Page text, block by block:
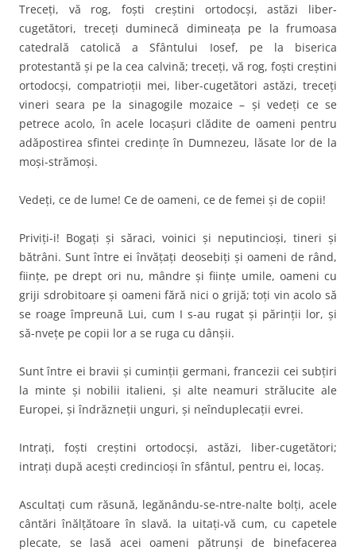
Treceţi, vă rog, foşti creştini ortodocşi, astăzi liber-
cugetători, treceţi duminecă dimineaţa pe la frumoasa
catedrală catolică a Sfântului Iosef, pe la biserica
protestantă şi pe la cea calvină; treceţi, vă rog, foşti creştini
ortodocşi, compatrioţii mei, liber-cugetători astăzi, treceţi
vineri seara pe la sinagogile mozaice – şi vedeţi ce se
petrece acolo, în acele locaşuri clădite de oameni pentru
adăpostirea sfintei credinţe în Dumnezeu, lăsate lor de la
moşi-strămoşi.
Vedeţi, ce de lume! Ce de oameni, ce de femei şi de copii!
Priviţi-i! Bogaţi şi săraci, voinici şi neputincioşi, tineri şi
bătrâni. Sunt între ei învăţaţi deosebiţi şi oameni de rând,
fiinţe, pe drept ori nu, mândre şi fiinţe umile, oameni cu
griji sdrobitoare şi oameni fără nici o grijă; toţi vin acolo să
se roage împreună Lui, cum I s-au rugat şi părinţii lor, şi
să-nveţe pe copii lor a se ruga cu dânşii.
Sunt între ei bravii şi cuminţii germani, francezii cei subţiri
la minte şi nobilii italieni, şi alte neamuri strălucite ale
Europei, şi îndrăzneţii unguri, şi neînduplecaţii evrei.
Intraţi, foşti creştini ortodocşi, astăzi, liber-cugetători;
intraţi după aceşti credincioşi în sfântul, pentru ei, locaş.
Ascultaţi cum răsună, legănându-se-ntre-nalte bolţi, acele
cântări înălţătoare în slavă. Ia uitaţi-vă cum, cu capetele
plecate, se lasă acei oameni pătrunşi de binefacerea